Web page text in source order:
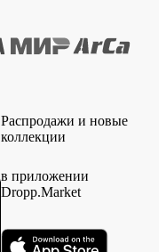
Распродажи и новые
коллекции
в приложении
Dropp.Market